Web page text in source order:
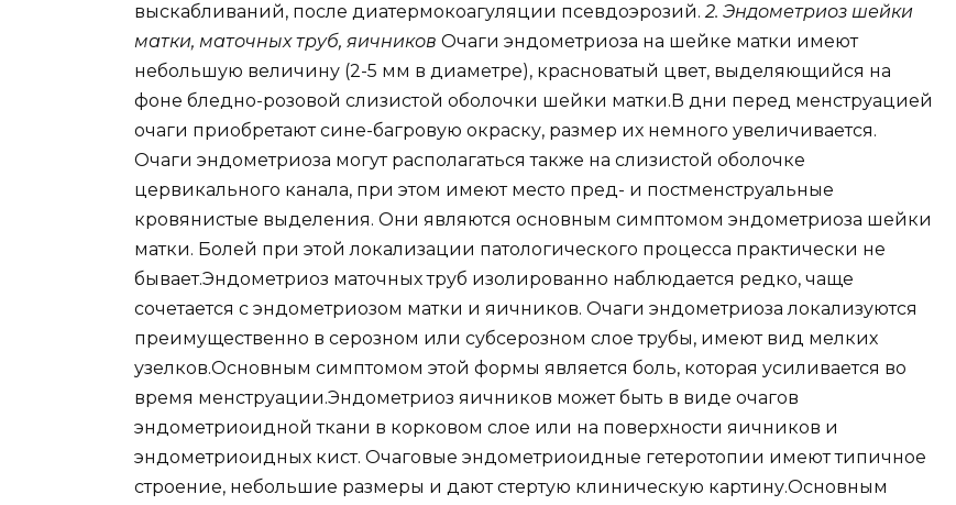
выскабливаний, после диатермокоагуляции псевдоэрозий.2. Эндометриоз шейки
матки, маточных труб, яичников Очаги эндометриоза на шейке матки имеют
небольшую величину (2-5 мм в диаметре), красноватый цвет, выделяющийся на
фоне бледно-розовой слизистой оболочки шейки матки.В дни перед менструацией
очаги приобретают сине-багровую окраску, размер их немного увеличивается.
Очаги эндометриоза могут располагаться также на слизистой оболочке
цервикального канала, при этом имеют место пред- и постменструальные
кровянистые выделения. Они являются основным симптомом эндометриоза шейки
матки. Болей при этой локализации патологического процесса практически не
бывает.Эндометриоз маточных труб изолированно наблюдается редко, чаще
сочетается с эндометриозом матки и яичников. Очаги эндометриоза локализуются
преимущественно в серозном или субсерозном слое трубы, имеют вид мелких
узелков.Основным симптомом этой формы является боль, которая усиливается во
время менструации.Эндометриоз яичников может быть в виде очагов
эндометриоидной ткани в корковом слое или на поверхности яичников и
эндометриоидных кист. Очаговые эндометриоидные гетеротопии имеют типичное
строение, небольшие размеры и дают стертую клиническую картину.Основным